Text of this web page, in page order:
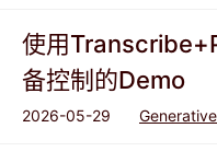
使用
备控制的Demo
2026-05-29